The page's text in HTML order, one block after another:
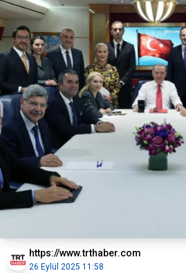
https://www.trthaber.com
26 Eylül 2025 11:58